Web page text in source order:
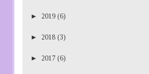
► 2019 (6)
► 2018 (3)
► 2017 (6)